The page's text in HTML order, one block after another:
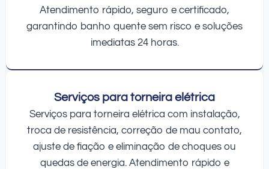
Atendimento rápido, seguro e certificado,
garantindo banho quente sem risco e soluções
imediatas 24 horas.
Serviços para torneira elétrica
Serviços para torneira elétrica com instalação,
troca de resistência, correção de mau contato,
ajuste de fiação e eliminação de choques ou
quedas de energia. Atendimento rápido e